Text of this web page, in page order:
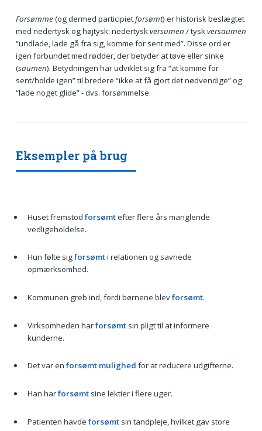
Forsømme(og dermed participietforsømt) er historisk beslægtet
med nedertysk og højtysk: nedertyskversumen / tyskversäumen
“undlade, lade gå fra sig, komme for sent med”. Disse ord er
igen forbundet med rødder, der betyder at tøve eller sinke
(säumen). Betydningen har udviklet sig fra “at komme for
sent/holde igen” til bredere “ikke at få gjort det nødvendige” og
“lade noget glide” - dvs. forsømmelse.
Eksempler på brug
Huset fremstodforsømtefter flere års manglende
vedligeholdelse.
Hun følte sigforsømti relationen og savnede
opmærksomhed.
Kommunen greb ind, fordi børnene blevforsømt.
Virksomheden harforsømtsin pligt til at informere
kunderne.
Det var enforsømt mulighed for at reducere udgifterne.
Han harforsømtsine lektier i flere uger.
Patienten havdeforsømtsin tandpleje, hvilket gav store